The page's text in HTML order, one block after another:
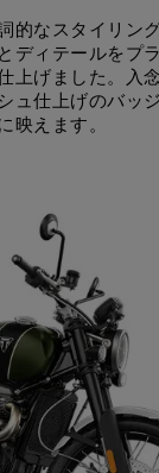
的なスタイリン
ディテールをプ
上げました。入
ュ仕上げのバッ
映えます。